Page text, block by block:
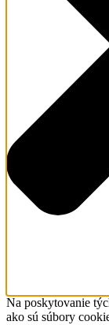
Na poskytovanie
ako sú súbory